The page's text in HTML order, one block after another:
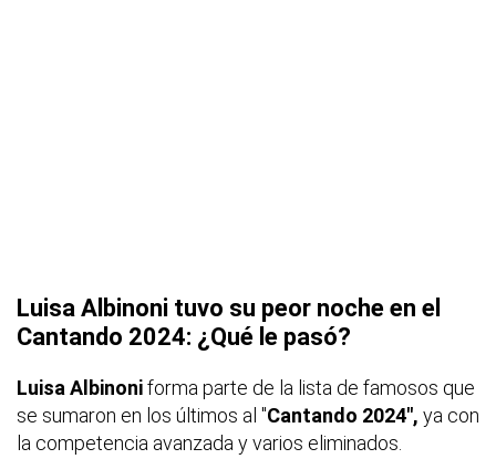
Luisa Albinoni tuvo su peor noche en el
Cantando 2024: ¿Qué le pasó?
Luisa Albinoniforma parte de la lista de famosos que
se sumaron en los últimos al "Cantando 2024", ya con
la competencia avanzada y varios eliminados.